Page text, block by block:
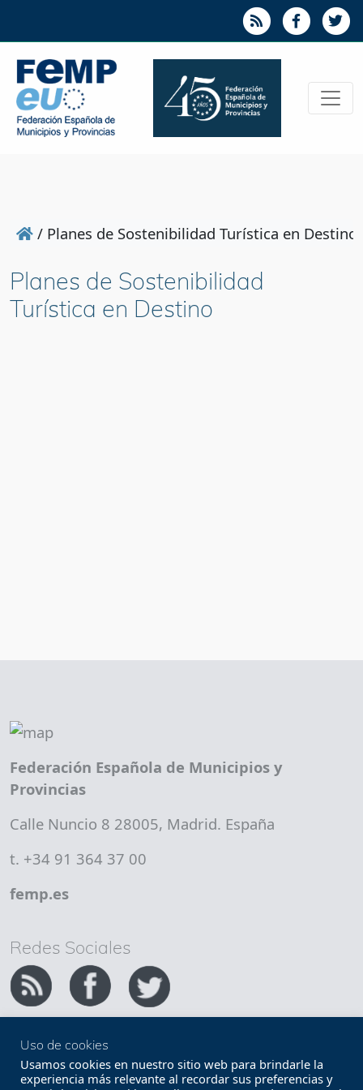
/ Planes de Sostenibilidad Turística en Destino
Planes de Sostenibilidad
Turística en Destino
Federación Española de Municipios y
Provincias
Calle Nuncio 8 28005, Madrid. España
t. +34 91 364 37 00
femp.es
Redes Sociales
Copyright FEMP
Accesibilidad
Uso de cookies
Usamos cookies en nuestro sitio web para brindarle la
experiencia más relevante al recordar sus preferencias y